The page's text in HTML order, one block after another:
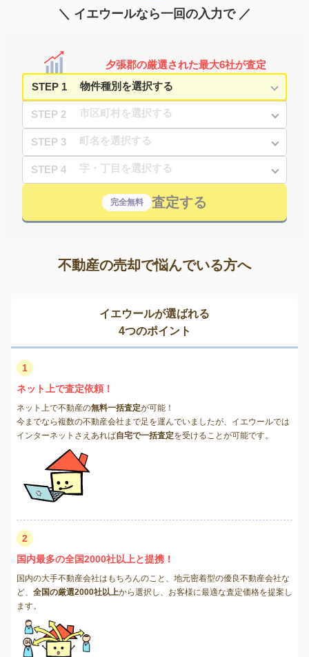
＼ イエウールなら一回の入力で ／
夕張郡の厳選された最大6社が査定
STEP 1
STEP 2
STEP 3
STEP 4
完全無料 査定する
不動産の売却で悩んでいる方へ
イエウールが選ばれる
4つのポイント
1
ネット上で査定依頼！
ネット上で不動産の無料一括査定が可能！
今までなら複数の不動産会社まで足を運んでいましたが、イエウールでは
インターネットさえあれば自宅で一括査定を受けることが可能です。
2
国内最多の全国2000社以上と提携！
国内の大手不動産会社はもちろんのこと、地元密着型の優良不動産会社な
ど、 全国の厳選2000社以上から選択し、お客様に最適な査定価格を提案し
ます。